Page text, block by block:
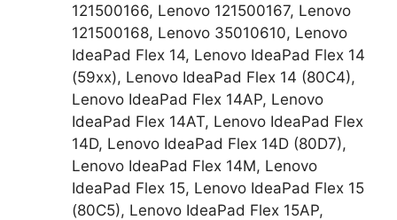
121500166, Lenovo 121500167, Lenovo
121500168, Lenovo 35010610, Lenovo
IdeaPad Flex 14, Lenovo IdeaPad Flex 14
(59xx), Lenovo IdeaPad Flex 14 (80C4),
Lenovo IdeaPad Flex 14AP, Lenovo
IdeaPad Flex 14AT, Lenovo IdeaPad Flex
14D, Lenovo IdeaPad Flex 14D (80D7),
Lenovo IdeaPad Flex 14M, Lenovo
IdeaPad Flex 15, Lenovo IdeaPad Flex 15
(80C5), Lenovo IdeaPad Flex 15AP,